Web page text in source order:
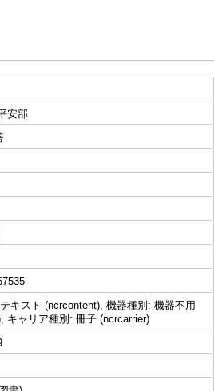
安部
キスト (ncrcontent), 機器種別: 機器不用
キャリア種別: 冊子 (ncrcarrier)